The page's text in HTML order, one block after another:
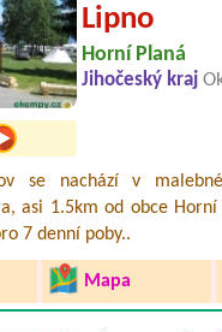
Lipno
Horní Planá
Jihočeský kraj
se nachází v
asi 1.5km od obce
7 denní poby..
Mapa